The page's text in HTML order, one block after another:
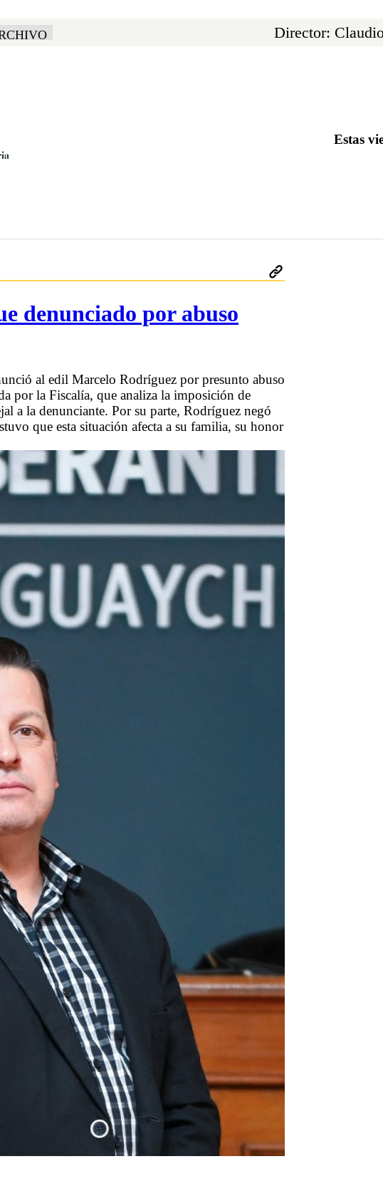
Director:
Estas
denunciado por abuso
al edil Marcelo Rodríguez por presunto abuso
por la Fiscalía, que analiza la imposición de
a la denunciante. Por su parte, Rodríguez negó
que esta situación afecta a su familia, su honor